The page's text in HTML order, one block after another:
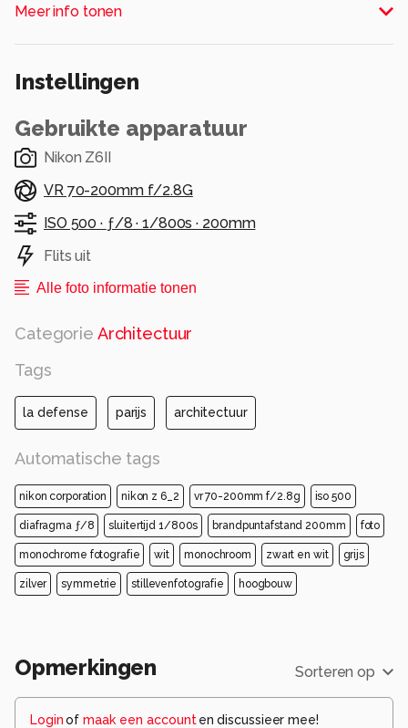
Meer info tonen
Instellingen
Gebruikte apparatuur
Nikon Z6II
VR 70-200mm f/2.8G
ISO 500 · ƒ/8 ·1/800s · 200mm
Flits uit
Alle foto informatie tonen
Categorie Architectuur
Tags
la defense parijs architectuur
Automatische tags
nikon corporation nikon z 6_2 vr 70-200mm f/2.8g iso 500
diafragma ƒ/8 sluitertijd 1/800s brandpuntafstand 200mm foto
monochrome fotografie wit monochroom zwart en wit grijs
zilver symmetrie stillevenfotografie hoogbouw
Opmerkingen Sorteren op
Loginof maak een account en discussieer mee!